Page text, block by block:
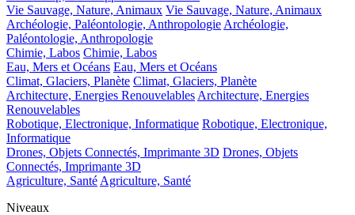
Vie Sauvage, Nature, Animaux Vie Sauvage, Nature, Animaux
Archéologie, Paléontologie, Anthropologie Archéologie,
Paléontologie, Anthropologie
Chimie, Labos Chimie, Labos
Eau, Mers et Océans Eau, Mers et Océans
Climat, Glaciers, Planète Climat, Glaciers, Planète
Architecture, Energies Renouvelables Architecture, Energies
Renouvelables
Robotique, Electronique, Informatique Robotique, Electronique,
Informatique
Drones, Objets Connectés, Imprimante 3D Drones, Objets
Connectés, Imprimante 3D
Agriculture, Santé Agriculture, Santé
Niveaux